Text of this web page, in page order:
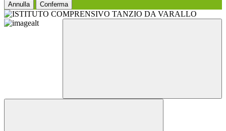
Annulla Conferma